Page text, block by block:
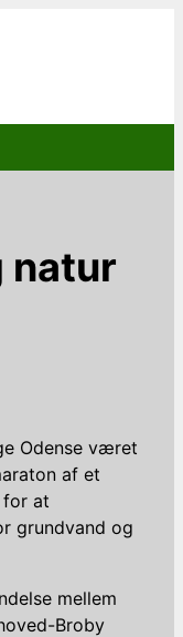
natur
Odense været
af et
at
grundvand og
mellem
Broby